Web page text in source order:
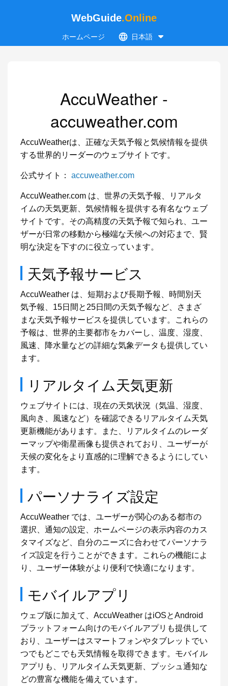
WebGuide.Online
ホームページ 日本語
AccuWeather -
accuweather.com
AccuWeatherは、正確な天気予報と気候情報を提供
する世界的リーダーのウェブサイトです。
公式サイト： accuweather.com
AccuWeather.com は、世界の天気予報、リアルタ
イムの天気更新、気候情報を提供する有名なウェブ
サイトです。その高精度の天気予報で知られ、ユー
ザーが日常の移動から極端な天候への対応まで、賢
明な決定を下すのに役立っています。
天気予報サービス
AccuWeather は、短期および長期予報、時間別天
気予報、15日間と25日間の天気予報など、さまざ
まな天気予報サービスを提供しています。これらの
予報は、世界的主要都市をカバーし、温度、湿度、
風速、降水量などの詳細な気象データも提供してい
ます。
リアルタイム天気更新
ウェブサイトには、現在の天気状況（気温、湿度、
風向き、風速など）を確認できるリアルタイム天気
更新機能があります。また、リアルタイムのレーダ
ーマップや衛星画像も提供されており、ユーザーが
天候の変化をより直感的に理解できるようにしてい
ます。
パーソナライズ設定
AccuWeather では、ユーザーが関心のある都市の
選択、通知の設定、ホームページの表示内容のカス
タマイズなど、自分のニーズに合わせてパーソナラ
イズ設定を行うことができます。これらの機能によ
り、ユーザー体験がより便利で快適になります。
モバイルアプリ
ウェブ版に加えて、AccuWeather はiOSとAndroid
プラットフォーム向けのモバイルアプリも提供して
おり、ユーザーはスマートフォンやタブレットでい
つでもどこでも天気情報を取得できます。モバイル
アプリも、リアルタイム天気更新、プッシュ通知な
どの豊富な機能を備えています。